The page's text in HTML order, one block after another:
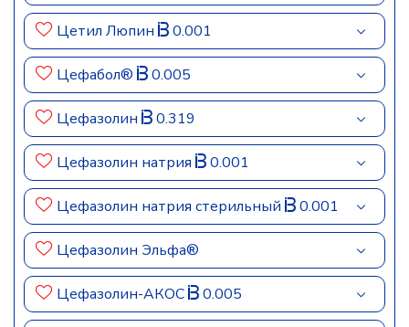
Цетил Люпин 0.001
Цефабол® 0.005
Цефазолин 0.319
Цефазолин натрия 0.001
Цефазолин натрия стерильный 0.001
Цефазолин Эльфа®
Цефазолин-АКОС 0.005